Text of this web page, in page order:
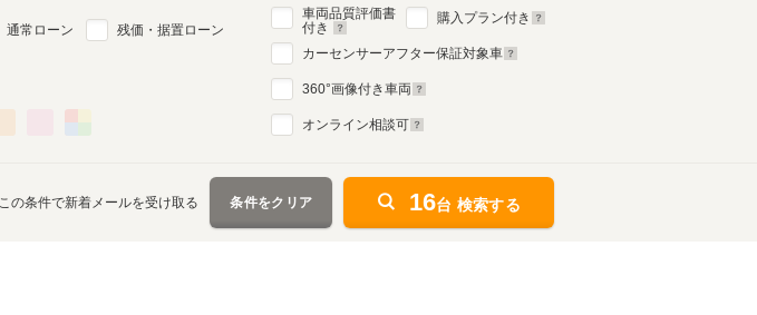
通常ローン 残価・据置ローン
車両品質評価書
付き
購入プラン付き
カーセンサーアフター保証対象車
360°画像付き車両
オンライン相談可
この条件で新着メールを受け取る 条件をクリア 16台 検索する